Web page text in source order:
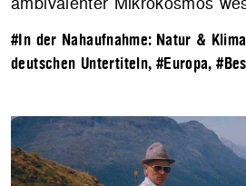
#In der Nahaufnahme: Natur &
deutschen Untertiteln, #Europa,